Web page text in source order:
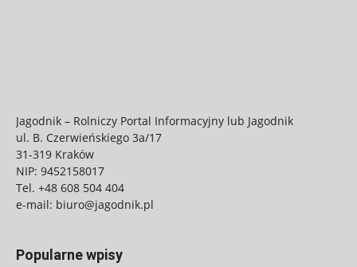
Jagodnik – Rolniczy Portal Informacyjny lub Jagodnik
ul. B. Czerwieńskiego 3a/17
31-319 Kraków
NIP: 9452158017
Tel. +48 608 504 404
e-mail: biuro@jagodnik.pl
Popularne wpisy